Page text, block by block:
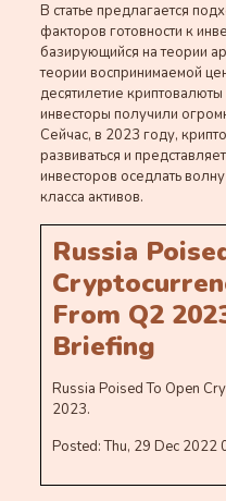
В статье предлагается
факторов готовности к
базирующийся на теории
теории воспринимаемой
десятилетие
инвесторы получили
Сейчас, в 2023 году,
развиваться и
инвесторов оседлать
класса активов.
Russia
From Q2
Briefing
Russia Poised To Open
2023.
Posted: Thu, 29 Dec 2022